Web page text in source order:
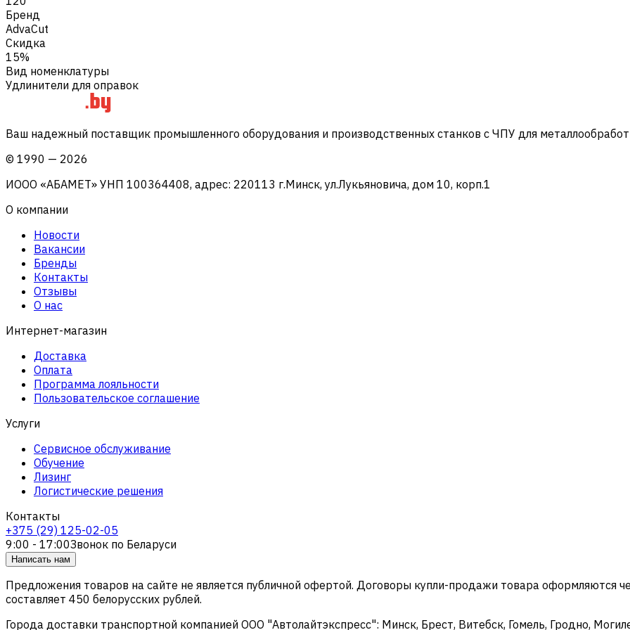
Бренд
AdvaCut
Скидка
15%
Вид номенклатуры
Удлинители для оправок
Ваш надежный поставщик промышленного оборудования и производственных станков с ЧПУ для
© 1990 — 2026
ИООО «АБАМЕТ» УНП 100364408, адрес: 220113 г.Минск, ул.Лукьяновича, дом 10, корп.1
О компании
Новости
Вакансии
Бренды
Контакты
Отзывы
О нас
Интернет-магазин
Доставка
Оплата
Программа лояльности
Пользовательское соглашение
Услуги
Сервисное обслуживание
Обучение
Лизинг
Логистические решения
Контакты
+375 (29) 125-02-05
9:00 - 17:00Звонок по Беларуси
Написать нам
Предложения товаров на сайте не является публичной офертой. Договоры купли-продажи товара оформляются
составляет 450 белорусских рублей.
Города доставки транспортной компанией ООО "Автолайтэкспресс": Минск, Брест, Витебск, Гомель, Гродно,